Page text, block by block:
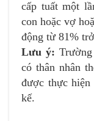
cấp tuất một
con hoặc vợ
động từ 81%
Lưu ý:
có thân nhân
được thực hiện
kế.
Chọn sản phẩm/
Loại yêu cầu*